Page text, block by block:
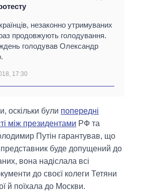
незаконно утримуваних
продовжують голодування.
голодував Олександр
17:30
оскільки були попередні
між президентами РФ та
Путін гарантував, що
представник буде допущений до
вона надіслала всі
до своєї колеги Тетяни
й поїхала до Москви.